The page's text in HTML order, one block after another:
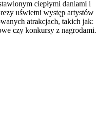
ciepłymi daniami i
uświetni występ artystów
atrakcjach, takich jak:
czy konkursy z nagrodami.